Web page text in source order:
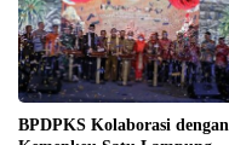
BPDPKS Kolaborasi dengan